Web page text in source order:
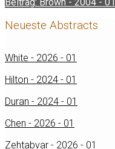
Neueste Abstracts
White - 2026 - 01
Hilton - 2024 - 01
Duran - 2024 - 01
Chen - 2026 - 01
Zehtabvar - 2026 - 01